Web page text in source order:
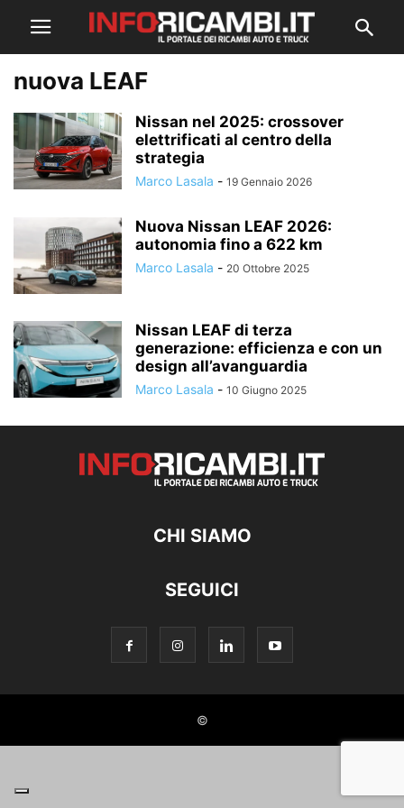
nuova LEAF
Nissan nel 2025: crossover
elettrificati al centro della
strategia
Marco Lasala - 19 Gennaio 2026
Nuova Nissan LEAF 2026:
autonomia fino a 622 km
Marco Lasala - 20 Ottobre 2025
Nissan LEAF di terza
generazione: efficienza e con un
design all’avanguardia
Marco Lasala - 10 Giugno 2025
CHI SIAMO
SEGUICI
©